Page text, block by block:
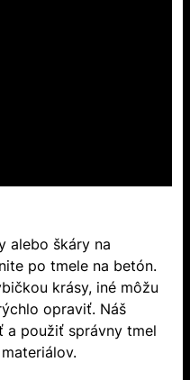
alebo škáry na
po tmele na betón.
krásy, iné môžu
opraviť. Náš
a použiť správny tmel